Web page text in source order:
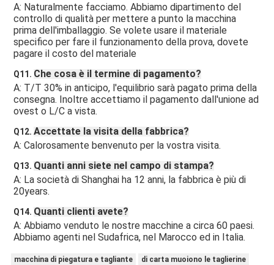
A: Naturalmente facciamo. Abbiamo dipartimento del
controllo di qualità per mettere a punto la macchina
prima dell'imballaggio. Se volete usare il materiale
specifico per fare il funzionamento della prova, dovete
pagare il costo del materiale
Q11. Che cosa è il termine di pagamento?
A: T/T 30% in anticipo, l'equilibrio sarà pagato prima della
consegna. Inoltre accettiamo il pagamento dall'unione ad
ovest o L/C a vista.
Q12. Accettate la visita della fabbrica?
A: Calorosamente benvenuto per la vostra visita.
Q13. Quanti anni siete nel campo di stampa?
A: La società di Shanghai ha 12 anni, la fabbrica è più di
20years.
Q14. Quanti clienti avete?
A: Abbiamo venduto le nostre macchine a circa 60 paesi.
Abbiamo agenti nel Sudafrica, nel Marocco ed in Italia.
macchina di piegatura e tagliante
di carta muoiono le taglierine